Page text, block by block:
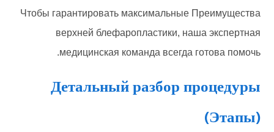
Чтобы гарантировать максимальные Преимущества
верхней блефаропластики, наша экспертная
медицинская команда всегда готова помочь.
Детальный разбор процедуры
(Этапы)